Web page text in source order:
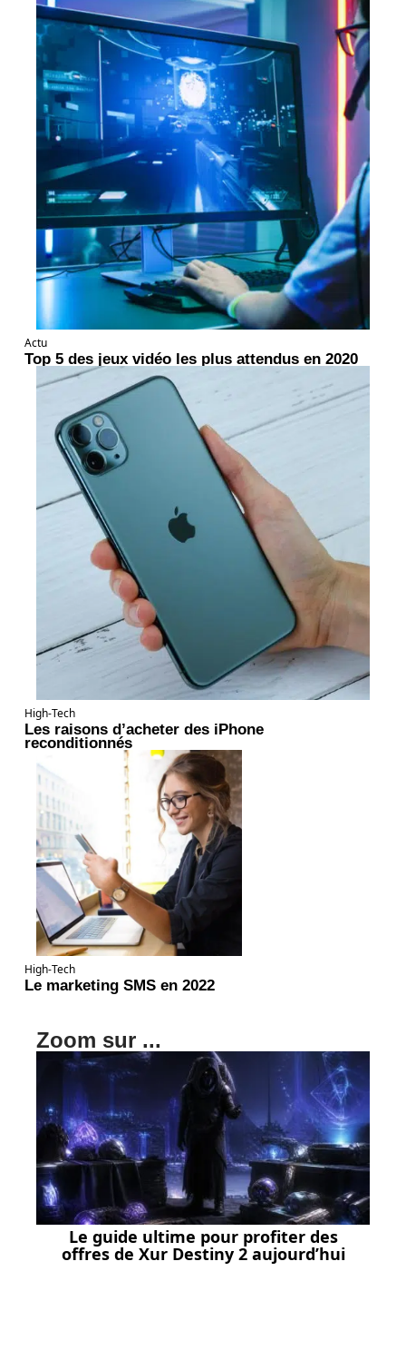
Actu
Top 5 des jeux vidéo les plus attendus en 2020
High-Tech
Les raisons d’acheter des iPhone
reconditionnés
High-Tech
Le marketing SMS en 2022
Zoom sur ...
Le guide ultime pour profiter des
offres de Xur Destiny 2 aujourd’hui